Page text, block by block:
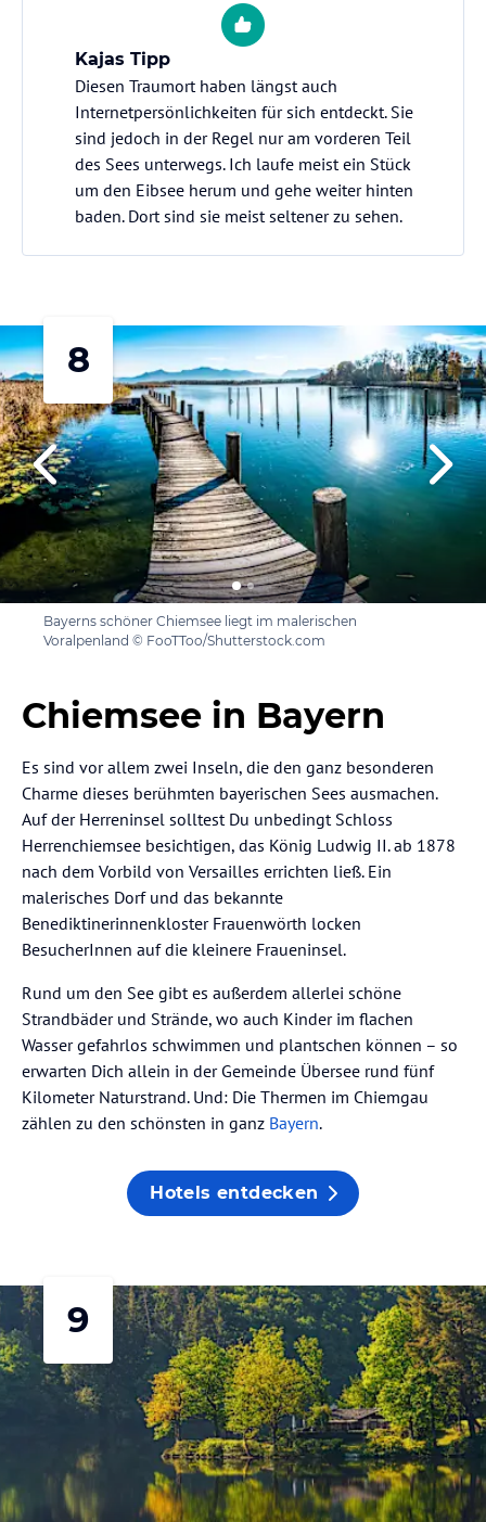
Kajas Tipp
Diesen Traumort haben längst auch
Internetpersönlichkeiten für sich entdeckt. Sie
sind jedoch in der Regel nur am vorderen Teil
des Sees unterwegs. Ich laufe meist ein Stück
um den Eibsee herum und gehe weiter hinten
baden. Dort sind sie meist seltener zu sehen.
8
Bayerns schöner Chiemsee liegt im malerischen
Voralpenland © FooTToo/Shutterstock.com
Chiemsee in Bayern
Es sind vor allem zwei Inseln, die den ganz besonderen
Charme dieses berühmten bayerischen Sees ausmachen.
Auf der Herreninsel solltest Du unbedingt Schloss
Herrenchiemsee besichtigen, das König Ludwig II. ab 1878
nach dem Vorbild von Versailles errichten ließ. Ein
malerisches Dorf und das bekannte
Benediktinerinnenkloster Frauenwörth locken
BesucherInnen auf die kleinere Fraueninsel.
Rund um den See gibt es außerdem allerlei schöne
Strandbäder und Strände, wo auch Kinder im flachen
Wasser gefahrlos schwimmen und plantschen können – so
erwarten Dich allein in der Gemeinde Übersee rund fünf
Kilometer Naturstrand. Und: Die Thermen im Chiemgau
zählen zu den schönsten in ganz Bayern.
Hotels entdecken
9